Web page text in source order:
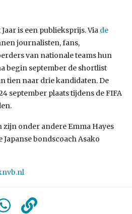
is een publieksprijs. Via de
journalisten, fans,
van nationale teams hun
begin september de shortlist
tien naar drie kandidaten. De
september plaats tijdens de FIFA
onder andere Emma Hayes
Japanse bondscoach Asako